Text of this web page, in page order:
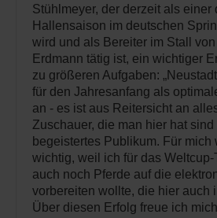
Stühlmeyer, der derzeit als einer
Hallensaison im deutschen
wird und als Bereiter im Stall von
Erdmann tätig ist, ein wichtiger
zu größeren Aufgaben:
für den Jahresanfang als
an - es ist aus Reitersicht an
Zuschauer, die man hier hat
begeistertes Publikum. Für mich
wichtig, weil ich für das
auch noch Pferde auf die
vorbereiten wollte, die hier auch
Über diesen Erfolg freue ich